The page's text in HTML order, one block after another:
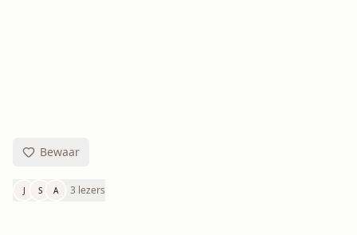
Bewaar
J S A 3 lezers